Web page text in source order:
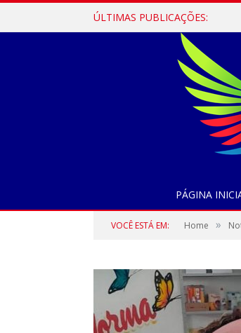
ÚLTIMAS PUBLICAÇÕES:
PÁGINA
VOCÊ ESTÁ EM: Home »